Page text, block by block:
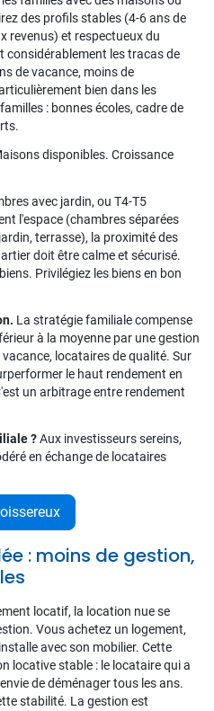
des profils stables (4-6 ans de
revenus) et respectueux du
considérablement les tracas de
de vacance, moins de
bien dans les
: bonnes écoles, cadre de
disponibles. Croissance
avec jardin, ou T4-T5
l'espace (chambres séparées
terrasse), la proximité des
doit être calme et sécurisé.
Privilégiez les biens en bon
La stratégie familiale compense
à la moyenne par une gestion
locataires de qualité. Sur
le haut rendement en
un arbitrage entre rendement
?Aux investisseurs sereins,
en échange de locataires
: moins de gestion,
locatif, la location nue se
Vous achetez un logement,
avec son mobilier. Cette
locative stable : le locataire qui a
de déménager tous les ans.
stabilité. La gestion est